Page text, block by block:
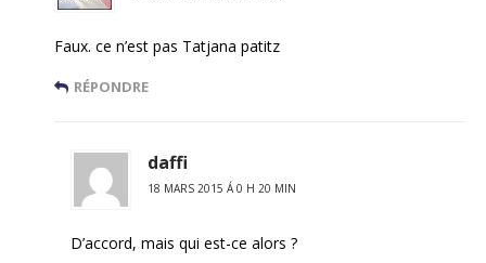
Faux. ce n’est pas Tatjana patitz
RÉPONDRE
daffi
18 MARS 2015 Á 0 H 20 MIN
D’accord, mais qui est-ce alors ?